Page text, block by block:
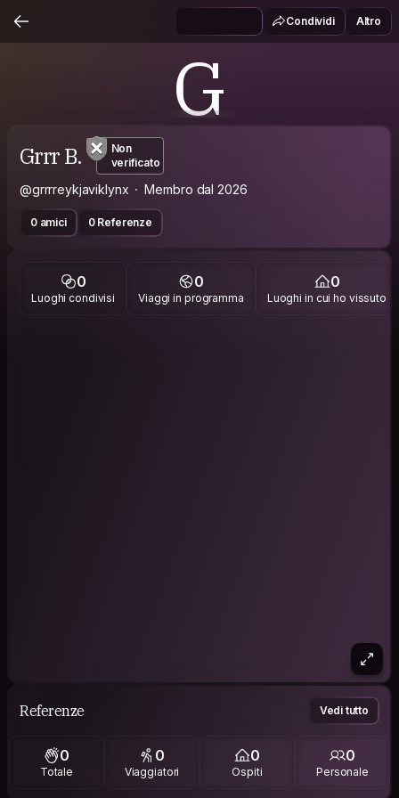
Condividi Altro
G
Grrr B.
Non
verificato
@grrrreykjaviklynx Membro dal 2026
0 amici 0 Referenze
0
Luoghi condivisi
0
Viaggi in programma
0
Luoghi in cui ho vissuto
Referenze Vedi tutto
0
Totale
0
Viaggiatori
0
Ospiti
0
Personale